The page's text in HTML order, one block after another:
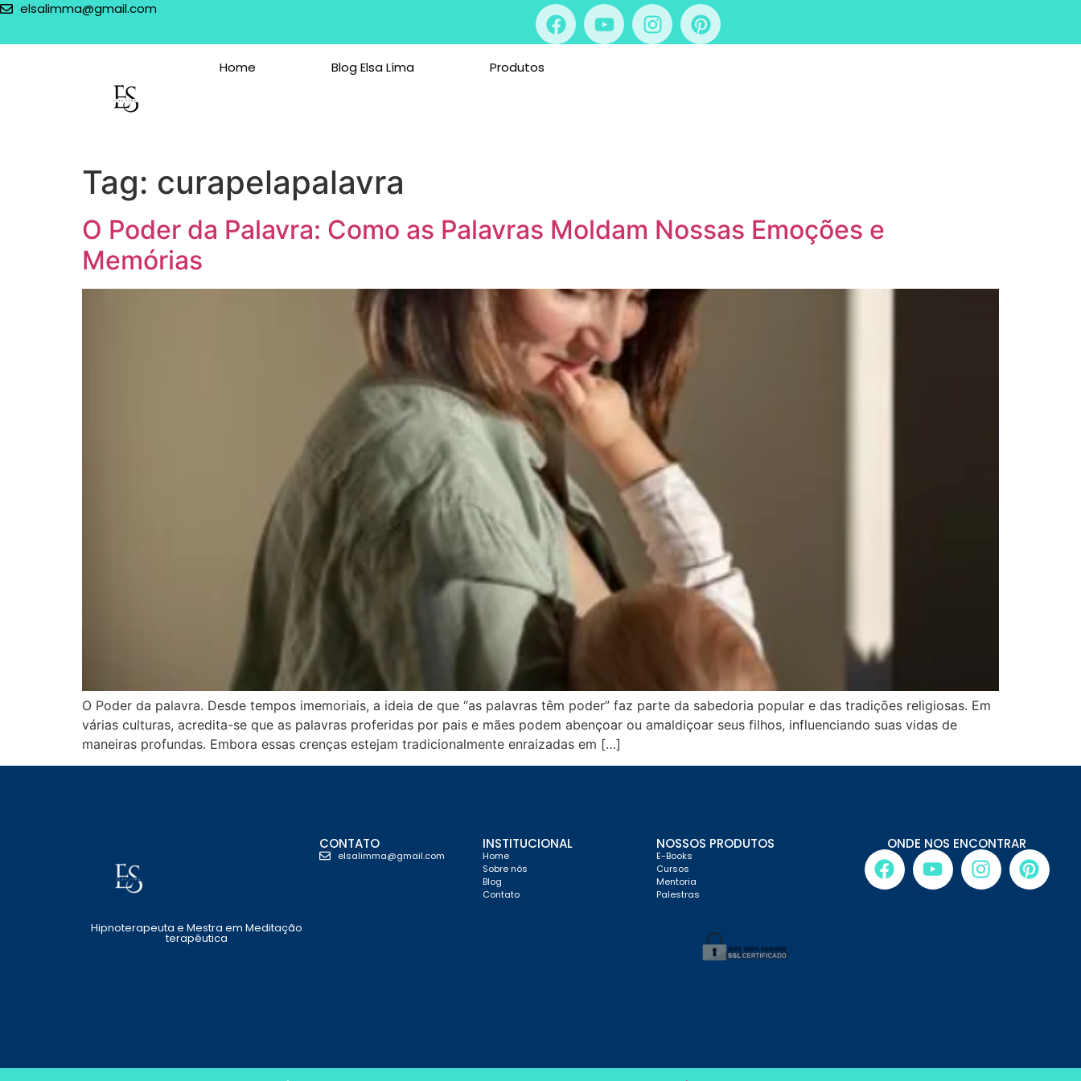
elsalimma@gmail.com
Home Blog Elsa Líma Produtos
Tag: curapelapalavra
O Poder da Palavra: Como as Palavras Moldam Nossas Emoções e
Memórias
O Poder da palavra. Desde tempos imemoriais, a ideia de que “as palavras têm poder” faz parte da sabedoria popular e das tradições religiosas. Em
várias culturas, acredita-se que as palavras proferidas por pais e mães podem abençoar ou amaldiçoar seus filhos, influenciando suas vidas de
maneiras profundas. Embora essas crenças estejam tradicionalmente enraizadas em […]
Hipnoterapeuta e Mestra em Meditação
terapêutica
CONTATO
elsalimma@gmail.com
INSTITUCIONAL
Home
Sobre nós
Blog
Contato
NOSSOS PRODUTOS
E-Books
Cursos
Mentoria
Palestras
ONDE NOS ENCONTRAR